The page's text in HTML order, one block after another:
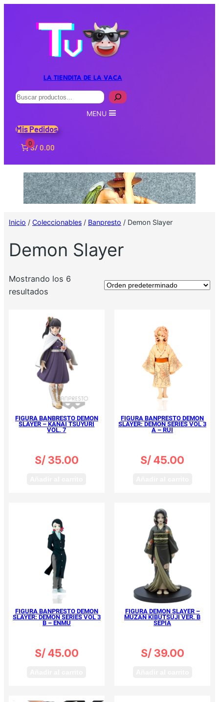
LA TIENDITA DE LA VACA
Buscar
MENU
Mis Pedidos
0
S/ 0.00
Inicio / Coleccionables / Banpresto / Demon Slayer
Demon Slayer
Mostrando los 6
resultados
FIGURA BANBRESTO DEMON
SLAYER – KANAI TSUYURI
VOL. 7
S/35.00
FIGURA BANPRESTO DEMON
SLAYER: DEMON SERIES VOL 3
A – RUI
S/45.00
FIGURA BANPRESTO DEMON
SLAYER: DEMON SERIES VOL 3
B – ENMU
S/45.00
FIGURA DEMON SLAYER –
MUZAN KIBUTSUJI VER. B
SEPIA
S/39.00